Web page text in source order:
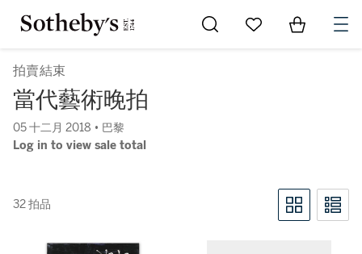
Go to My Favorites
Items in
拍賣結束
當代藝術晚拍
05 十二月 2018 • 巴黎
Log in to view sale total
32 拍品